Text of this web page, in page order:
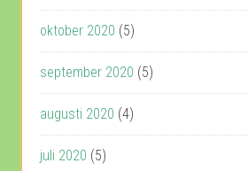
oktober 2020 (5)
september 2020 (5)
augusti 2020 (4)
juli 2020 (5)